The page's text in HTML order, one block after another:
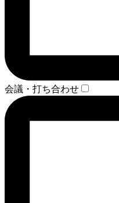
会議・打ち合わせ